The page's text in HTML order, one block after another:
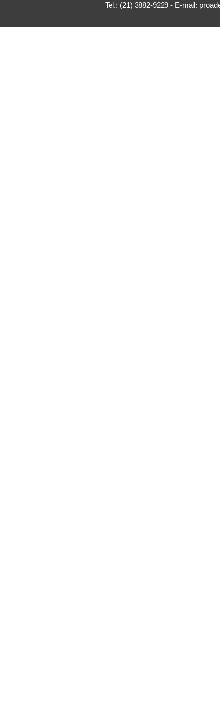
Tel.: (21) 3882-9229 - E-mail: